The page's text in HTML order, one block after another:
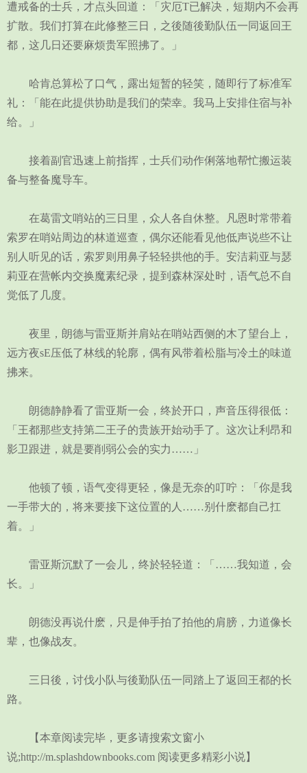
遭戒备的士兵，才点头回道：「灾厄T已解决，短期内不会再
扩散。我们打算在此修整三日，之後随後勤队伍一同返回王
都，这几日还要麻烦贵军照拂了。」
哈肯总算松了口气，露出短暂的轻笑，随即行了标准军
礼：「能在此提供协助是我们的荣幸。我马上安排住宿与补
给。」
接着副官迅速上前指挥，士兵们动作俐落地帮忙搬运装
备与整备魔导车。
在葛雷文哨站的三日里，众人各自休整。凡恩时常带着
索罗在哨站周边的林道巡查，偶尔还能看见他低声说些不让
别人听见的话，索罗则用鼻子轻轻拱他的手。安洁莉亚与瑟
莉亚在营帐内交换魔素纪录，提到森林深处时，语气总不自
觉低了几度。
夜里，朗德与雷亚斯并肩站在哨站西侧的木了望台上，
远方夜sE压低了林线的轮廓，偶有风带着松脂与冷土的味道
拂来。
朗德静静看了雷亚斯一会，终於开口，声音压得很低：
「王都那些支持第二王子的贵族开始动手了。这次让利昂和
影卫跟进，就是要削弱公会的实力……」
他顿了顿，语气变得更轻，像是无奈的叮咛：「你是我
一手带大的，将来要接下这位置的人……别什麽都自己扛
着。」
雷亚斯沉默了一会儿，终於轻轻道：「……我知道，会
长。」
朗德没再说什麽，只是伸手拍了拍他的肩膀，力道像长
辈，也像战友。
三日後，讨伐小队与後勤队伍一同踏上了返回王都的长
路。
【本章阅读完毕，更多请搜索文窗小
说;http://m.splashdownbooks.com 阅读更多精彩小说】